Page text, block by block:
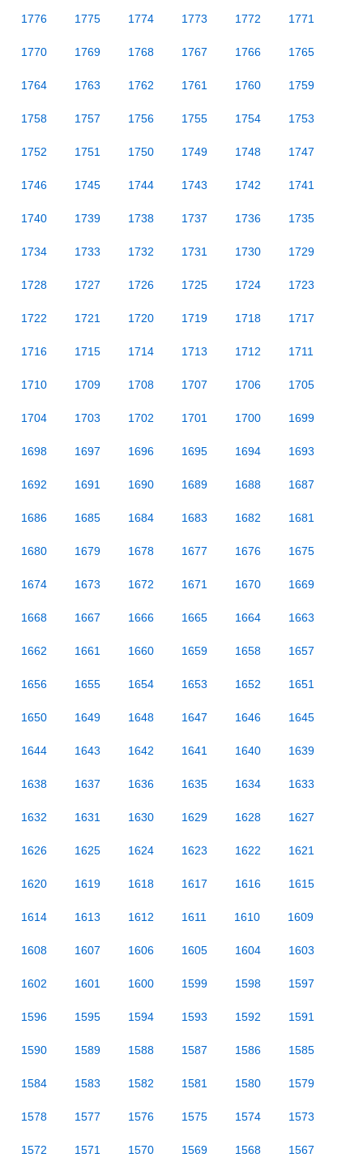
1776 1775 1774 1773 1772 1771
1770 1769 1768 1767 1766 1765
1764 1763 1762 1761 1760 1759
1758 1757 1756 1755 1754 1753
1752 1751 1750 1749 1748 1747
1746 1745 1744 1743 1742 1741
1740 1739 1738 1737 1736 1735
1734 1733 1732 1731 1730 1729
1728 1727 1726 1725 1724 1723
1722 1721 1720 1719 1718 1717
1716 1715 1714 1713 1712 1711
1710 1709 1708 1707 1706 1705
1704 1703 1702 1701 1700 1699
1698 1697 1696 1695 1694 1693
1692 1691 1690 1689 1688 1687
1686 1685 1684 1683 1682 1681
1680 1679 1678 1677 1676 1675
1674 1673 1672 1671 1670 1669
1668 1667 1666 1665 1664 1663
1662 1661 1660 1659 1658 1657
1656 1655 1654 1653 1652 1651
1650 1649 1648 1647 1646 1645
1644 1643 1642 1641 1640 1639
1638 1637 1636 1635 1634 1633
1632 1631 1630 1629 1628 1627
1626 1625 1624 1623 1622 1621
1620 1619 1618 1617 1616 1615
1614 1613 1612 1611 1610 1609
1608 1607 1606 1605 1604 1603
1602 1601 1600 1599 1598 1597
1596 1595 1594 1593 1592 1591
1590 1589 1588 1587 1586 1585
1584 1583 1582 1581 1580 1579
1578 1577 1576 1575 1574 1573
1572 1571 1570 1569 1568 1567